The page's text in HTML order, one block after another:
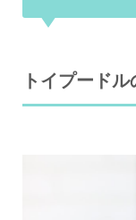
トイプード